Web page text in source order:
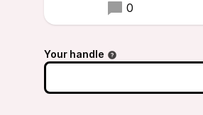
0
Your handle